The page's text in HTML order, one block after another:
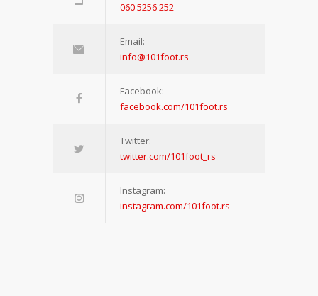
060 5256 252
Email:
info@101foot.rs
Facebook:
facebook.com/101foot.rs
Twitter:
twitter.com/101foot_rs
Instagram:
instagram.com/101foot.rs